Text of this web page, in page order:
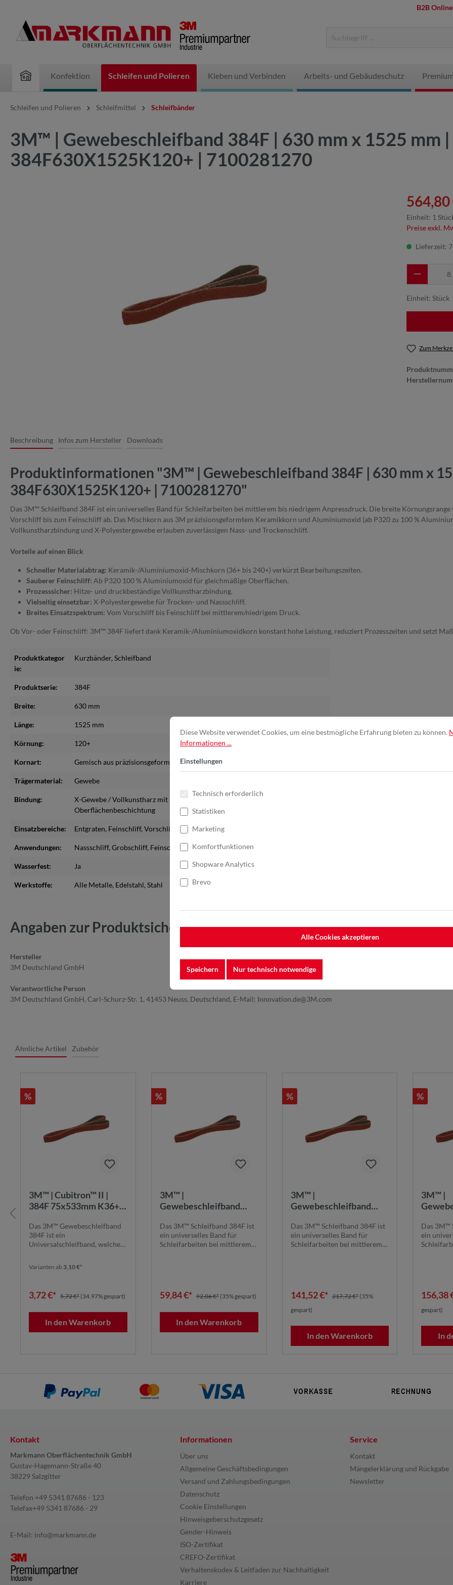
B2B
Konfektion Schleifen und Polieren Kleben und Verbinden Arbeits- und Gebäudeschutz
Schleifen und Polieren Schleifmittel Schleifbänder
3M™ | Gewebeschleifband 384F | 630 mm x 1525 mm
384F630X1525K120+ | 7100281270
564,80
Einheit: 1
Preise exkl.
Lieferzeit:
Einheit: Stück
Zum
Beschreibung Infos zum Hersteller Downloads
Produktinformationen "3M™ | Gewebeschleifband 384F | 630 mm x
384F630X1525K120+ | 7100281270"
Das 3M™ Schleifband 384F ist ein universelles Band für Schleifarbeiten bei mittlerem bis niedrigem Anpressdruck. Die breite
Vorschliff bis zum Feinschliff ab. Das Mischkorn aus 3M präzisionsgeformtem Keramikkorn und Aluminiumoxid (ab P320 zu 100 %
Vollkunstharzbindung und X-Polyestergewebe erlauben zuverlässigen Nass- und Trockenschliff.
Vorteile auf einen Blick
Schneller Materialabtrag: Keramik-/Aluminiumoxid-Mischkorn (36+ bis 240+) verkürzt Bearbeitungszeiten.
Sauberer Feinschliff: Ab P320 100 % Aluminiumoxid für gleichmäßige Oberflächen.
Prozesssicher: Hitze- und druckbeständige Vollkunstharzbindung.
Vielseitig einsetzbar: X-Polyestergewebe für Trocken- und Nassschliff.
Breites Einsatzspektrum: Vom Vorschliff bis Feinschliff bei mittlerem/niedrigem Druck.
Ob Vor- oder Feinschliff: 3M™ 384F liefert dank Keramik-/Aluminiumoxidkorn konstant hohe Leistung, reduziert Prozesszeiten und setzt
Produktkategor
ie:
Kurzbänder, Schleifband
Produktserie: 384F
Breite: 630 mm
Länge: 1525 mm
Körnung: 120+
Kornart: Gemisch aus präzisionsgeformtem Keramikkorn und Aluminiumoxid
Trägermaterial: Gewebe
Bindung:
X-Gewebe / Vollkunstharz mit Schleifhilfsmittel als zusätzliche
Oberflächenbeschichtung
Einsatzbereiche: Entgraten, Feinschliff, Vorschliff
Anwendungen: Nassschliff, Grobschliff, Feinschliff , Vor und Zwischenschliff
Wasserfest: Ja
Werkstoffe: Alle Metalle, Edelstahl, Stahl
Angaben zur Produktsicherheit
Hersteller
3M Deutschland GmbH
Verantwortliche Person
3M Deutschland GmbH, Carl-Schurz-Str. 1, 41453 Neuss, Deutschland, E-Mail: Innovation.de@3M.com
Ähnliche Artikel Zubehör
%
3M™ | Cubitron™ II |
384F 75x533mm K36+ |
für allgemeine
Schleifarbeiten
Das 3M™ Gewebeschleifband
384F ist ein
Universalschleifband, welches
Varianten ab 3,10 €*
3,72 €* 5,72 €* (34.97% gespart)
In den Warenkorb
%
3M™ |
Gewebeschleifband
mm | 80+ | STA |
384F100X9000K80+ |
7100266325
Das 3M™ Schleifband 384F ist
ein universelles Band für
Schleifarbeiten bei mittlerem
59,84 €* 92,06 €* (35% gespart)
In den Warenkorb
%
3M™ |
Gewebeschleifband
mm | 120+ |
384F1100X1900K120+ |
7100281376
Das 3M™ Schleifband 384F ist
ein universelles Band für
Schleifarbeiten bei mittlerem
141,52 €* 217,72 €* (35%
gespart)
In den Warenkorb
%
3M™ |
mm |
Das 3M™
ein
156,38
gespart)
In
Kontakt
Markmann Oberflächentechnik GmbH
Gustav-Hagemann-Straße 40
38229 Salzgitter
Telefon +49 5341 87686 - 123
Telefax+49 5341 87686 - 29
E-Mail: info@markmann.de
Informationen
Über uns
Allgemeine Geschäftsbedingungen
Versand und Zahlungsbedingungen
Datenschutz
Cookie Einstellungen
Hinweisgeberschutzgesetz
Gender-Hinweis
ISO-Zertifikat
CREFO-Zertifikat
Verhaltenskodex & Leitfaden zur Nachhaltigkeit
Karriere
Service
Kontakt
Mängelerklärung und Rückgabe
Newsletter
Diese Website verwendet Cookies, um eine bestmögliche Erfahrung bieten zu können.
Informationen ...
Einstellungen
Technisch erforderlich
Statistiken
Marketing
Komfortfunktionen
Shopware Analytics
Brevo
Alle Cookies akzeptieren
Speichern Nur technisch notwendige